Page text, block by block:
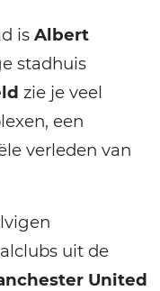
is Albert
stadhuis
zie je veel
een
verleden van
uit de
United